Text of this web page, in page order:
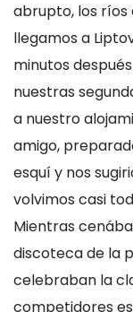
abrupto, los ríos
llegamos a
minutos
nuestras
a nuestro
amigo,
esquí y nos
volvimos casi
Mientras
discoteca de la
celebraban la
competidores